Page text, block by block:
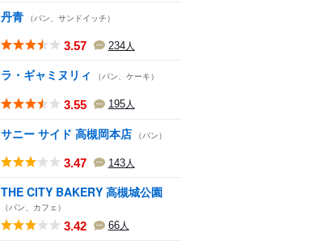
丹青 （パン、サンドイッチ）
3.57 234人
ラ・ギャミヌリィ （パン、ケーキ）
3.55 195人
サニー サイド 高槻岡本店 （パン）
3.47 143人
THE CITY BAKERY 高槻城公園
（パン、カフェ）
3.42 66人